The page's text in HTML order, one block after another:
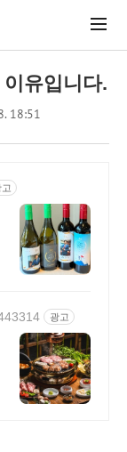
유입니다.
18:51
고
광고